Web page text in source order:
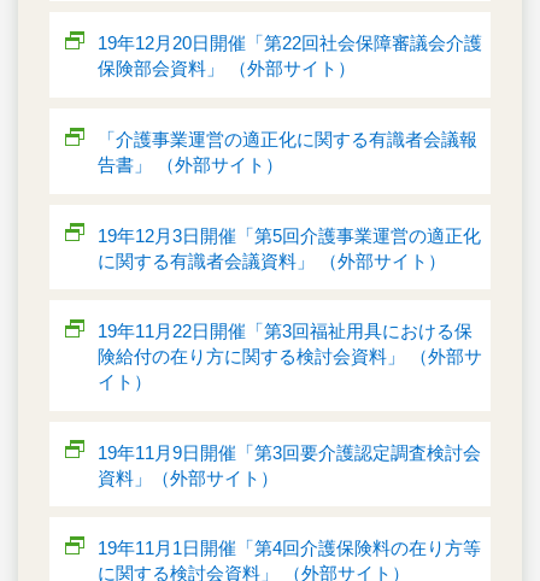
19年12月20日開催「第22回社会保障審議会介護
保険部会資料」 （外部サイト）
「介護事業運営の適正化に関する有識者会議報
告書」 （外部サイト）
19年12月3日開催「第5回介護事業運営の適正化
に関する有識者会議資料」 （外部サイト）
19年11月22日開催「第3回福祉用具における保
険給付の在り方に関する検討会資料」 （外部サ
イト）
19年11月9日開催「第3回要介護認定調査検討会
資料」（外部サイト）
19年11月1日開催「第4回介護保険料の在り方等
に関する検討会資料」 （外部サイト）